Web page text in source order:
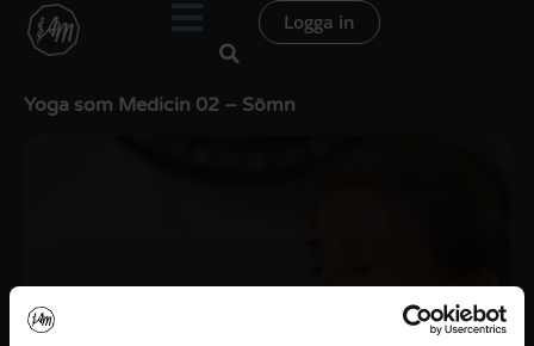
Hoppa
Logga in
Yoga som Medicin 02 – Sömn